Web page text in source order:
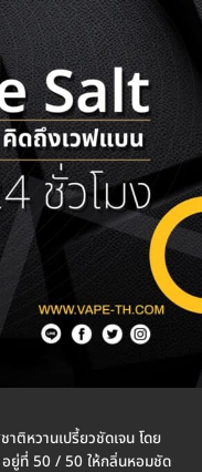
ติหวานเปรี้ยวชัดเจน โดย
ยู่ที่ 50 / 50 ให้กลิ่นหอมชัด